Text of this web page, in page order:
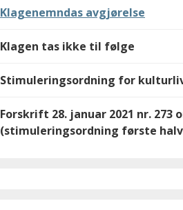
Klagenemndas avgjørelse
Klagen tas ikke til følge
Stimuleringsordning for
Forskrift 28. januar 2021 nr.
(stimuleringsordning første